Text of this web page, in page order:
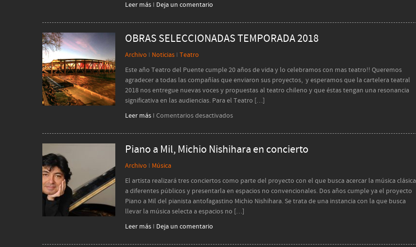
Leer más I Deja un comentario
OBRAS SELECCIONADAS TEMPORADA 2018
Archivo I Noticias I Teatro
Este año Teatro del Puente cumple 20 años de vida y lo celebramos con mas teatro!! Queremos
agradecer a todas las compañías que enviaron sus proyectos, y esperamos que la cartelera teatral
2018 nos entregue nuevas voces y propuestas al teatro chileno y que éstas tengan una resonancia
significativa en las audiencias. Para el Teatro […]
Leer más I Comentarios desactivadosen
SELECCIONADAS
TEMPORADA
Piano a Mil, Michio Nishihara en concierto
Archivo I Música
El artista realizará tres conciertos como parte del proyecto con el que busca acercar la música clásica
a diferentes públicos y presentarla en espacios no convencionales. Dos años cumple ya el proyecto
Piano a Mil del pianista antofagastino Michio Nishihara. Se trata de una instancia con la que busca
llevar la música selecta a espacios no […]
Leer más I Deja un comentario